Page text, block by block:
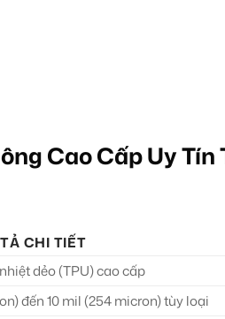
CHI TIẾT
dẻo (TPU) cao cấp
đến 10 mil (254 micron) tùy loại